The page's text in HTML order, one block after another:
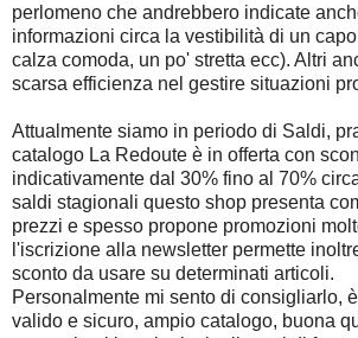
perlomeno che andrebbero indicate
informazioni circa la vestibilità di un
calza comoda, un po' stretta ecc). Altri
scarsa efficienza nel gestire situazioni
Attualmente siamo in periodo di Saldi,
catalogo La Redoute è in offerta con
indicativamente dal 30% fino al 70%
saldi stagionali questo shop presenta
prezzi e spesso propone promozioni
l'iscrizione alla newsletter permette
sconto da usare su determinati articoli.
Personalmente mi sento di consigliarlo,
valido e sicuro, ampio catalogo, buona